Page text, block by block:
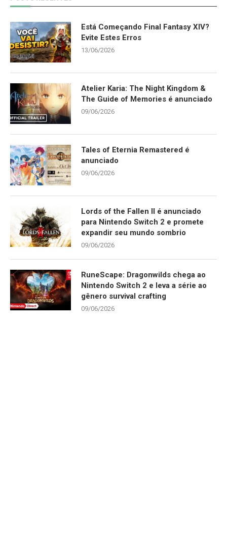
Está Começando Final Fantasy XIV?
Evite Estes Erros
13/06/2026
Atelier Karia: The Night Kingdom &
The Guide of Memories é anunciado
09/06/2026
Tales of Eternia Remastered é
anunciado
09/06/2026
Lords of the Fallen II é anunciado
para Nintendo Switch 2 e promete
expandir seu mundo sombrio
09/06/2026
RuneScape: Dragonwilds chega ao
Nintendo Switch 2 e leva a série ao
gênero survival crafting
09/06/2026